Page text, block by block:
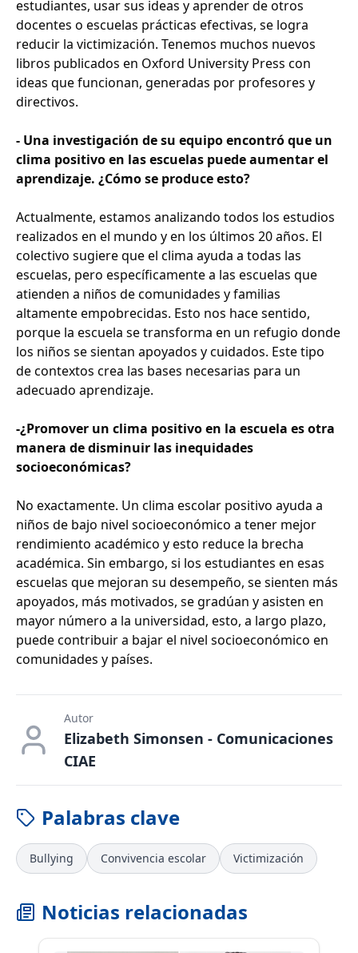
estudiantes, usar sus ideas y aprender de otros
docentes o escuelas prácticas efectivas, se logra
reducir la victimización. Tenemos muchos nuevos
libros publicados en Oxford University Press con
ideas que funcionan, generadas por profesores y
directivos.
- Una investigación de su equipo encontró que un
clima positivo en las escuelas puede aumentar el
aprendizaje. ¿Cómo se produce esto?
Actualmente, estamos analizando todos los estudios
realizados en el mundo y en los últimos 20 años. El
colectivo sugiere que el clima ayuda a todas las
escuelas, pero específicamente a las escuelas que
atienden a niños de comunidades y familias
altamente empobrecidas. Esto nos hace sentido,
porque la escuela se transforma en un refugio donde
los niños se sientan apoyados y cuidados. Este tipo
de contextos crea las bases necesarias para un
adecuado aprendizaje.
-¿Promover un clima positivo en la escuela es otra
manera de disminuir las inequidades
socioeconómicas?
No exactamente. Un clima escolar positivo ayuda a
niños de bajo nivel socioeconómico a tener mejor
rendimiento académico y esto reduce la brecha
académica. Sin embargo, si los estudiantes en esas
escuelas que mejoran su desempeño, se sienten más
apoyados, más motivados, se gradúan y asisten en
mayor número a la universidad, esto, a largo plazo,
puede contribuir a bajar el nivel socioeconómico en
comunidades y países.
Autor
Elizabeth Simonsen - Comunicaciones
CIAE
Palabras clave
Bullying Convivencia escolar Victimización
Noticias relacionadas